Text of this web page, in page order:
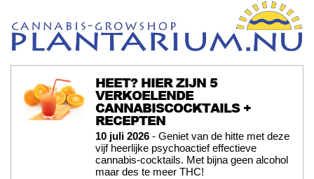
HEET? HIER ZIJN 5
VERKOELENDE
CANNABISCOCKTAILS +
RECEPTEN
10 juli 2026 - Geniet van de hitte met deze
vijf heerlijke psychoactief effectieve
cannabis-cocktails. Met bijna geen alcohol
maar des te meer THC!